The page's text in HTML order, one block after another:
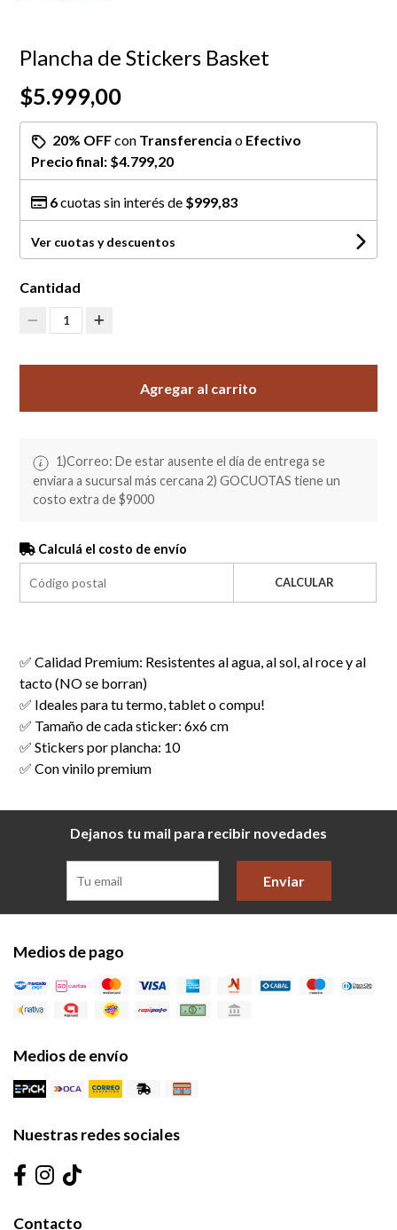
Plancha de Stickers Basket
$5.999,00
20% OFFcon Transferencia o Efectivo
Precio final: $4.799,20
6cuotas sin interés de $999,83
Ver cuotas y descuentos
Cantidad
1
Agregar al carrito
1)Correo: De estar ausente el día de entrega se
enviara a sucursal más cercana 2) GOCUOTAS tiene un
costo extra de $9000
Calculá el costo de envío
CALCULAR
✅ Calidad Premium: Resistentes al agua, al sol, al roce y al
tacto (NO se borran)
✅ Ideales para tu termo, tablet o compu!
✅ Tamaño de cada sticker: 6x6 cm
✅ Stickers por plancha: 10
✅ Con vinilo premium
Dejanos tu mail para recibir novedades
Enviar
Medios de pago
Medios de envío
Nuestras redes sociales
Contacto